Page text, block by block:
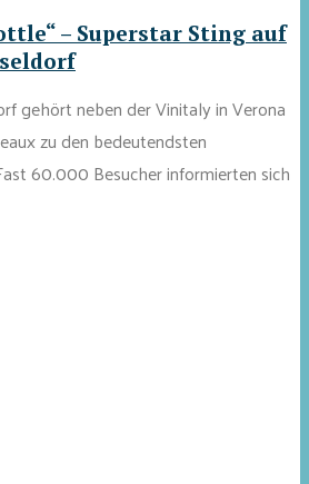
– Superstar Sting auf
gehört neben der Vinitaly in Verona
zu den bedeutendsten
60.000 Besucher informierten sich